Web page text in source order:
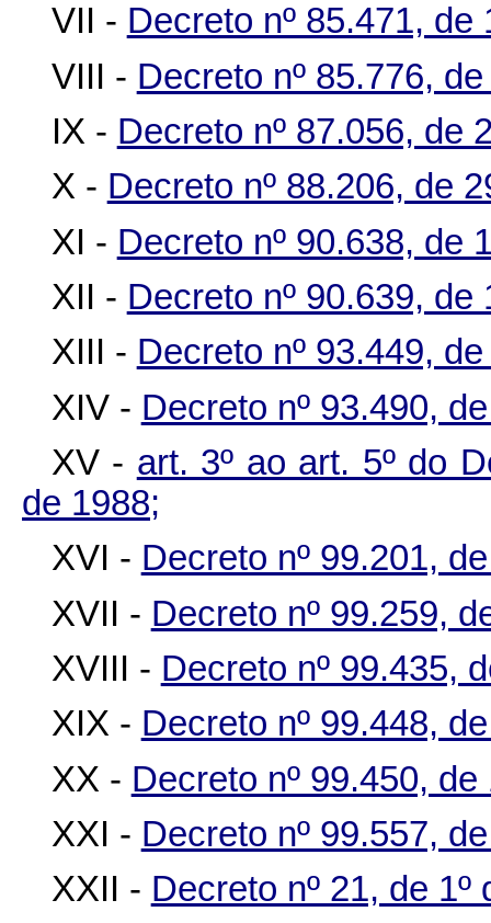
VII - Decreto nº 85.471,
VIII - Decreto nº 85.776,
IX - Decreto nº 87.056, de
X - Decreto nº 88.206, de
XI - Decreto nº 90.638, de
XII - Decreto nº 90.639,
XIII - Decreto nº 93.449,
XIV - Decreto nº 93.490,
XV - art. 3º ao art. 5º do
de 1988;
XVI - Decreto nº 99.201,
XVII - Decreto nº 99.259,
XVIII - Decreto nº 99.435,
XIX - Decreto nº 99.448,
XX - Decreto nº 99.450,
XXI - Decreto nº 99.557,
XXII - Decreto nº 21, de